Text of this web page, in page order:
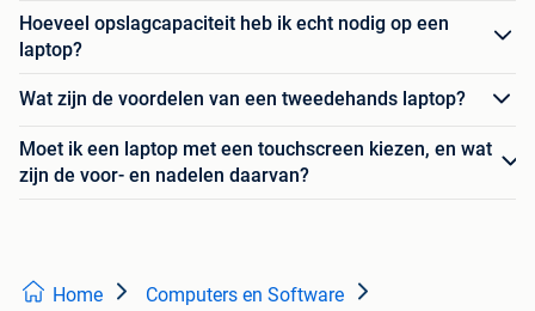
Hoeveel opslagcapaciteit heb ik echt nodig op een
laptop?
Wat zijn de voordelen van een tweedehands laptop?
Moet ik een laptop met een touchscreen kiezen, en wat
zijn de voor- en nadelen daarvan?
Home Computers en Software